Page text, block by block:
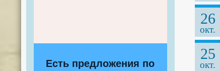
Есть предложения по
26
окт.
25
окт.